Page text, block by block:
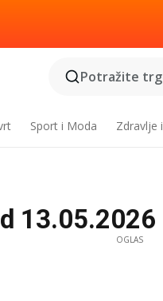
Potražite
Sport i Moda Zdravlje
OGLAS